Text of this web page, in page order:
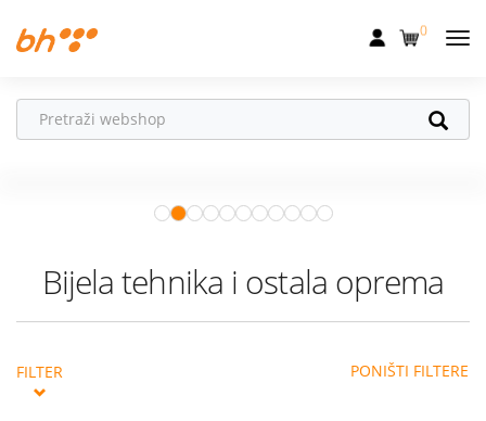
Fiksna
Uređaji
Akcije
0
Ne propusti
od 04.08.–31.08. očekuju te
super pokloni!
Bijela tehnika i ostala oprema
FILTER PONIŠTI FILTERE